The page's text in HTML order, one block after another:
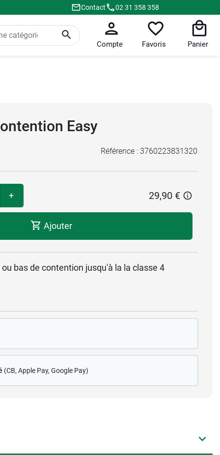
Contact 02 31 358 358
Compte Favoris Panier
Easy
Référence : 3760223831320
+ 29,90 €
Ajouter
bas de contention jusqu'à la la classe 4
(CB, Apple Pay, Google Pay)